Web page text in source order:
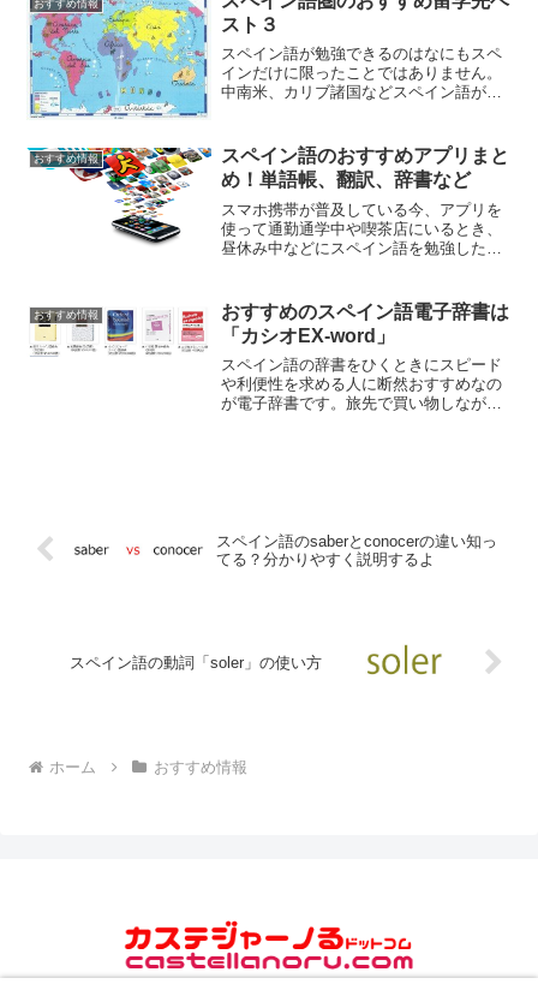
おすすめ情報
スト３
スペイン語が勉強できるのはなにもスペ
インだけに限ったことではありません。
中南米、カリブ諸国などスペイン語が話
こに行ったらいいか分からない、という
人のためにおすすめ留学先...
おすすめ情報
スペイン語のおすすめアプリまと
め！単語帳、翻訳、辞書など
スマホ携帯が普及している今、アプリを
使って通勤通学中や喫茶店にいるとき、
昼休み中などにスペイン語を勉強した
てみました。
おすすめ情報
おすすめのスペイン語電子辞書は
「カシオEX-word」
スペイン語の辞書をひくときにスピード
や利便性を求める人に断然おすすめなの
が電子辞書です。旅先で買い物しながら
スペイン語のsaberとconocerの違い知っ
てる？分かりやすく説明するよ
スペイン語の動詞「soler」の使い方
ホーム おすすめ情報